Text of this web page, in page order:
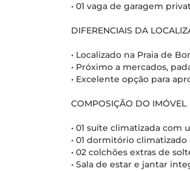
• 01 vaga de garagem
DIFERENCIAIS DA
• Localizado na Praia de
• Próximo a mercados,
• Excelente opção para
COMPOSIÇÃO DO IMÓVEL
• 01 suíte climatizada com
• 01 dormitório
• 02 colchões extras de
• Sala de estar e jantar